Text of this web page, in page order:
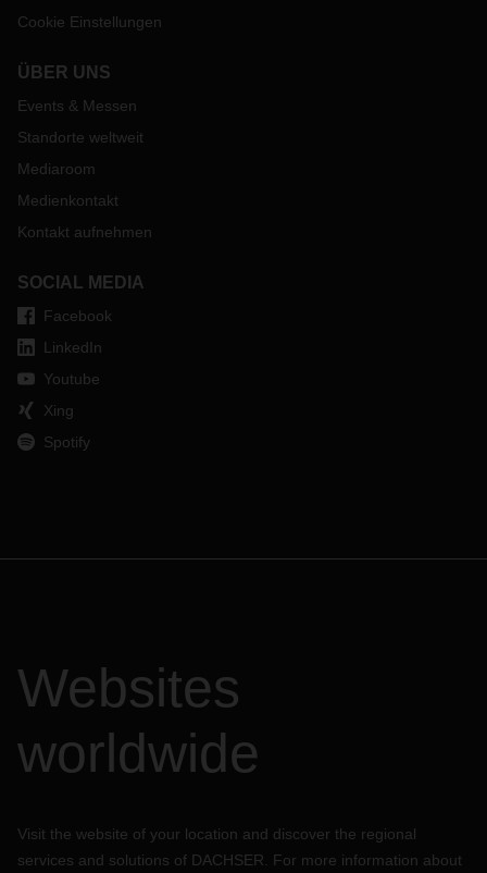
Cookie Einstellungen
ÜBER UNS
Events & Messen
Standorte weltweit
Mediaroom
Medienkontakt
Kontakt aufnehmen
SOCIAL MEDIA
Facebook
LinkedIn
Youtube
Xing
Spotify
Websites
worldwide
Visit the website of your location and discover the regional
services and solutions of DACHSER. For more information about